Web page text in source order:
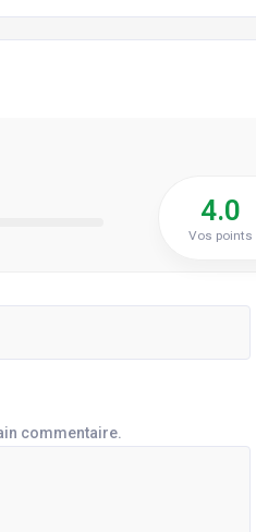
4.0
Vos points
commentaire.